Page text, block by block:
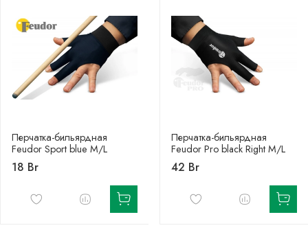
Перчатка-бильярдная
Feudor Sport blue M/L
18 Br
Перчатка-бильярдная
Feudor Pro black Right M/L
42 Br